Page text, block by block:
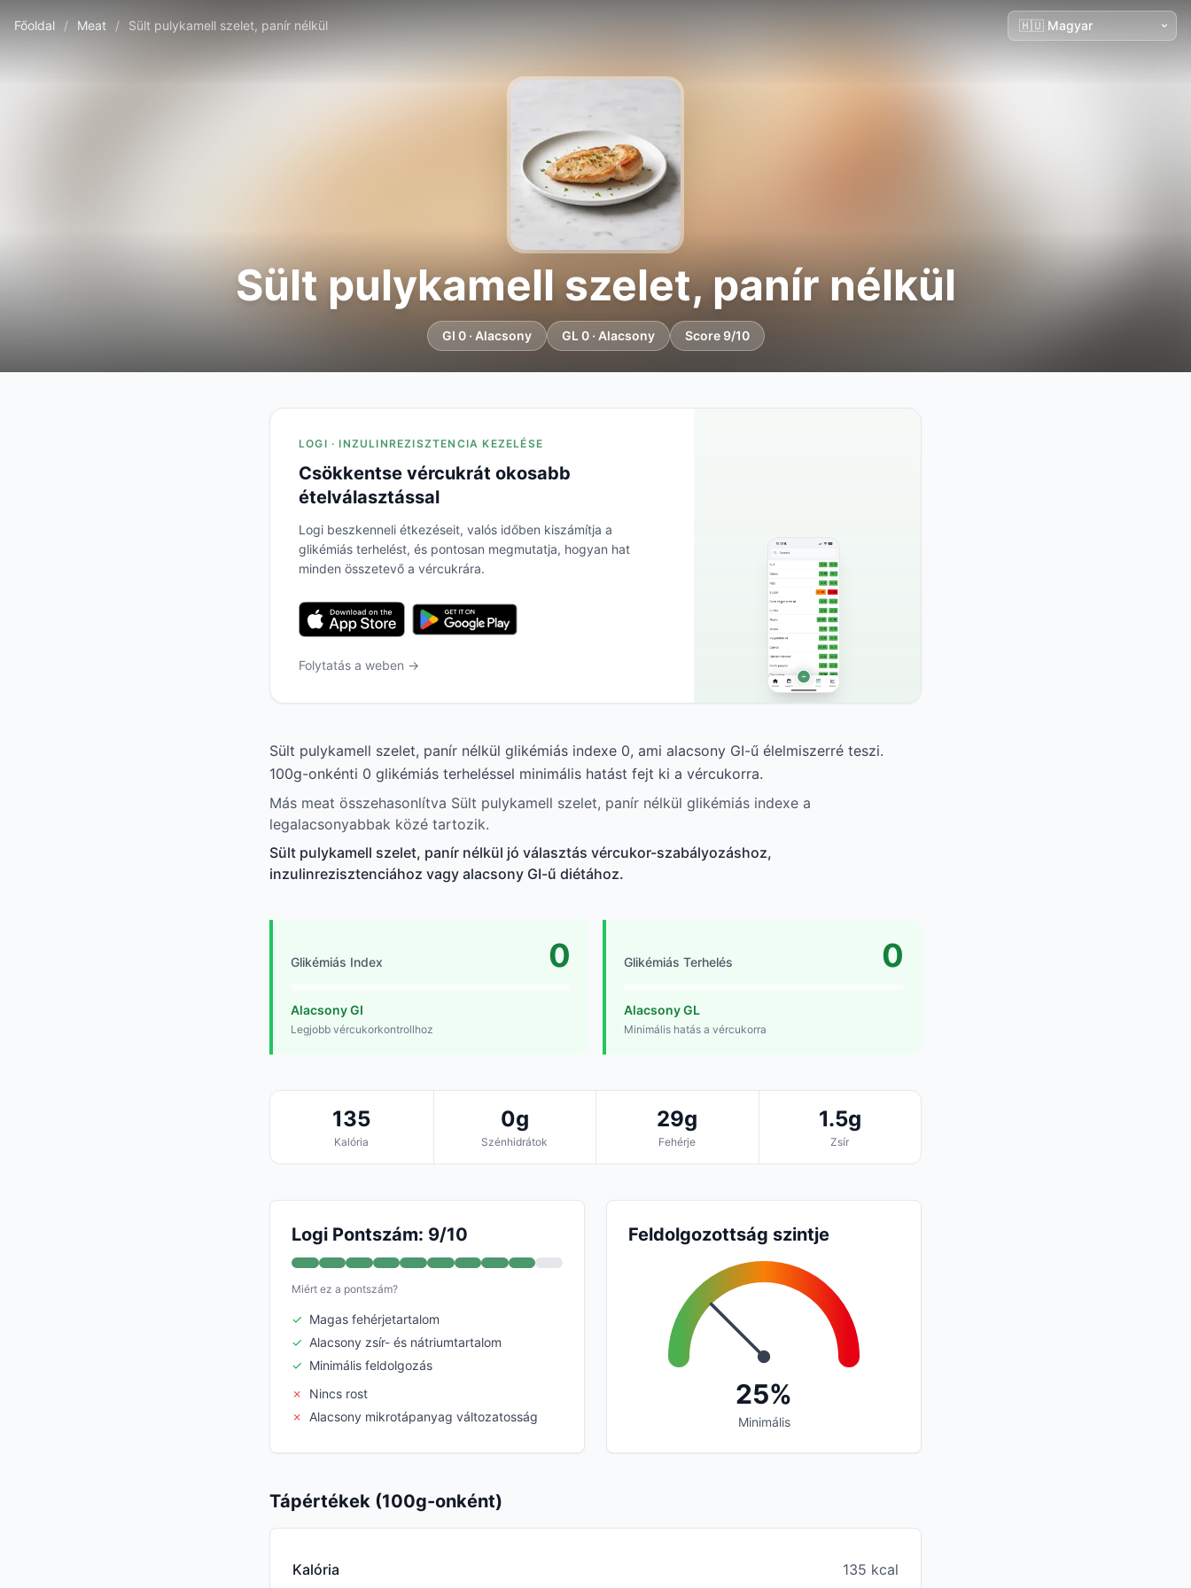
Főoldal / Meat / Sült pulykamell szelet, panír nélkül
Sült pulykamell szelet, panír nélkül
GI 0 · Alacsony GL 0 · Alacsony Score 9/10
LOGI · INZULINREZISZTENCIA KEZELÉSE
Csökkentse vércukrát okosabb
ételválasztással
Logi beszkenneli étkezéseit, valós időben kiszámítja a
glikémiás terhelést, és pontosan megmutatja, hogyan hat
minden összetevő a vércukrára.
Folytatás a weben →
Sült pulykamell szelet, panír nélkül glikémiás indexe 0, ami alacsony GI-ű élelmiszerré teszi.
100g-onkénti 0 glikémiás terheléssel minimális hatást fejt ki a vércukorra.
Más meat összehasonlítva Sült pulykamell szelet, panír nélkül glikémiás indexe a
legalacsonyabbak közé tartozik.
Sült pulykamell szelet, panír nélkül jó választás vércukor-szabályozáshoz,
inzulinrezisztenciához vagy alacsony GI-ű diétához.
Glikémiás Index 0
Alacsony GI
Legjobb vércukorkontrollhoz
Glikémiás Terhelés 0
Alacsony GL
Minimális hatás a vércukorra
135
Kalória
0g
Szénhidrátok
29g
Fehérje
1.5g
Zsír
Logi Pontszám: 9/10
Miért ez a pontszám?
✓ Magas fehérjetartalom
✓ Alacsony zsír- és nátriumtartalom
✓ Minimális feldolgozás
✗
Nincs rost
✗
Alacsony mikrotápanyag változatosság
Feldolgozottság szintje
25%
Minimális
Tápértékek (100g-onként)
Kalória 135 kcal